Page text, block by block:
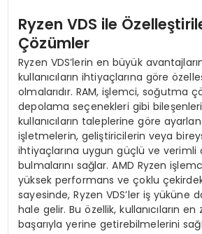
Ryzen VDS ile
Çözümler
Ryzen VDS’lerin en büyük
kullanıcıların ihtiyaçlarına göre
olmalarıdır. RAM, işlemci, soğutma
depolama seçenekleri gibi
kullanıcıların taleplerine göre
işletmelerin, geliştiricilerin veya
ihtiyaçlarına uygun güçlü ve verimli
bulmalarını sağlar. AMD Ryzen
yüksek performans ve çoklu
sayesinde, Ryzen VDS’ler iş yüküne
hale gelir. Bu özellik, kullanıcıların
başarıyla yerine getirebilmelerini